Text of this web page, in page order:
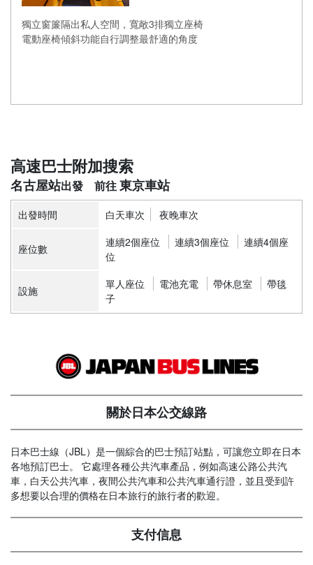
獨立窗簾隔出私人空間，寬敞3排獨立座椅
電動座椅傾斜功能自行調整最舒適的角度
高速巴士附加搜索
名古屋站 東京車站
出發時間 白天車次 夜晚車次
座位數 連續2個座位 連續3個座位
連續4個座
位
設施 單人座位 電池充電 帶休息室
帶毯
子
關於日本公交線路
日本巴士線（JBL）是一個綜合的巴士預訂站點，可讓您立即在日本
各地預訂巴士。 它處理各種公共汽車產品，例如高速公路公共汽
車，白天公共汽車，夜間公共汽車和公共汽車通行證，並且受到許
多想要以合理的價格在日本旅行的旅行者的歡迎。
支付信息